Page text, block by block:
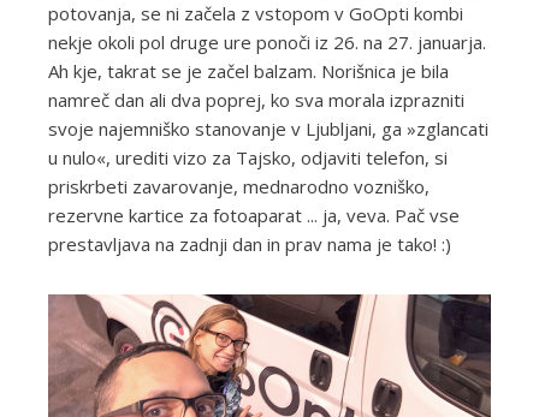
potovanja, se ni začela z vstopom v GoOpti kombi
nekje okoli pol druge ure ponoči iz 26. na 27. januarja.
Ah kje, takrat se je začel balzam. Norišnica je bila
namreč dan ali dva poprej, ko sva morala izprazniti
svoje najemniško stanovanje v Ljubljani, ga »zglancati
u nulo«, urediti vizo za Tajsko, odjaviti telefon, si
priskrbeti zavarovanje, mednarodno vozniško,
rezervne kartice za fotoaparat ... ja, veva. Pač vse
prestavljava na zadnji dan in prav nama je tako! :)